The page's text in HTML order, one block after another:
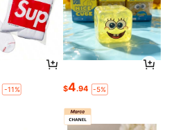
-11% $4.94 -5%